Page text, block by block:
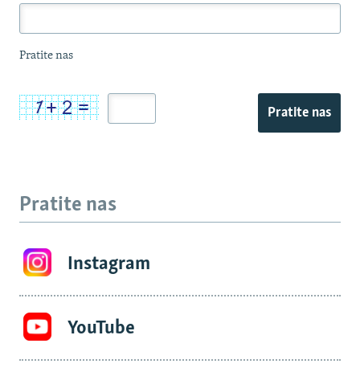
Pratite nas
Pratite nas
Pratite nas
Instagram
YouTube